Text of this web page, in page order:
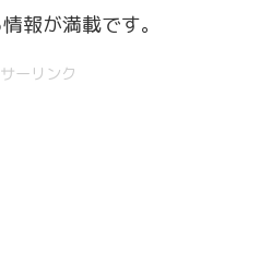
報が満載です。
ーリンク